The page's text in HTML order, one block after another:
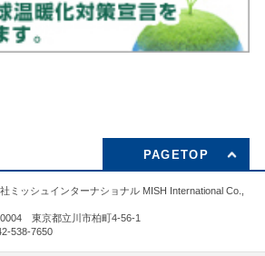
PAGETOP
ミッシュインターナショナル MISH International Co.,
東京都立川市柏町4-56-1
538-7650